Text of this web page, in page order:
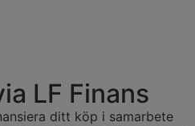
LF Finans
ditt köp i samarbete